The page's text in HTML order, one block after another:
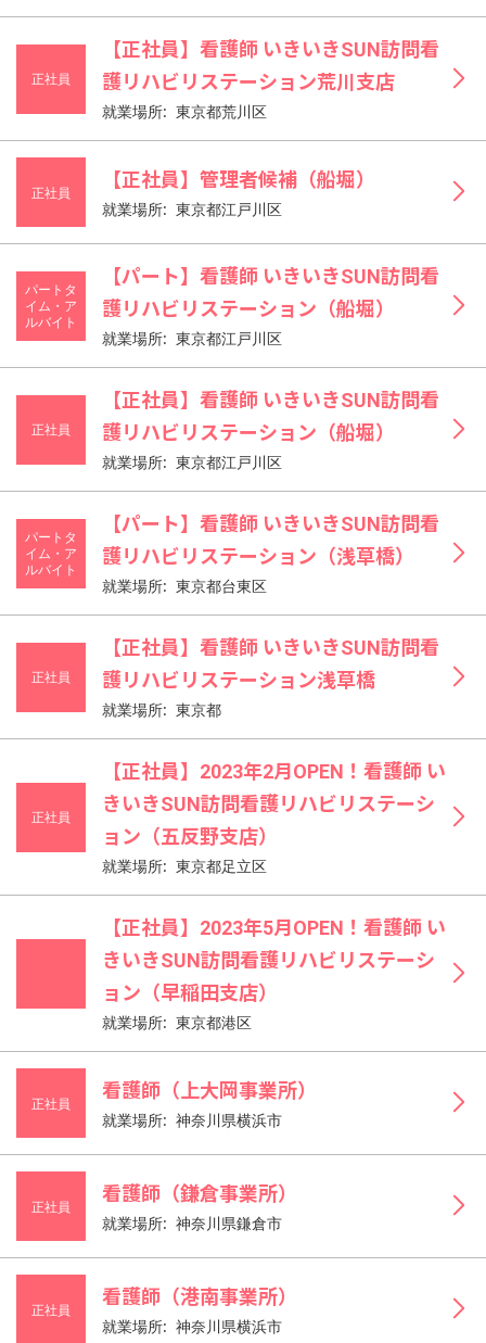
正社員
【正社員】看護師 いきいきSUN訪問看
護リハビリステーション荒川支店
就業場所: 東京都荒川区
正社員
【正社員】管理者候補（船堀）
就業場所: 東京都江戸川区
パートタ
イム・ア
ルバイト
【パート】看護師 いきいきSUN訪問看
護リハビリステーション（船堀）
就業場所: 東京都江戸川区
正社員
【正社員】看護師 いきいきSUN訪問看
護リハビリステーション（船堀）
就業場所: 東京都江戸川区
パートタ
イム・ア
ルバイト
【パート】看護師 いきいきSUN訪問看
護リハビリステーション（浅草橋）
就業場所: 東京都台東区
正社員
【正社員】看護師 いきいきSUN訪問看
護リハビリステーション浅草橋
就業場所: 東京都
正社員
【正社員】2023年2月OPEN！看護師 い
きいきSUN訪問看護リハビリステーシ
ョン（五反野支店）
就業場所: 東京都足立区
【正社員】2023年5月OPEN！看護師 い
きいきSUN訪問看護リハビリステーシ
ョン（早稲田支店）
就業場所: 東京都港区
正社員
看護師（上大岡事業所）
就業場所: 神奈川県横浜市
正社員
看護師（鎌倉事業所）
就業場所: 神奈川県鎌倉市
正社員
看護師（港南事業所）
就業場所: 神奈川県横浜市